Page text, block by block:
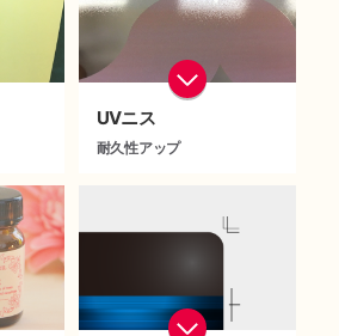
UVニス
耐久性アップ